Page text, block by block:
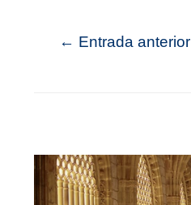
← Entrada anterior